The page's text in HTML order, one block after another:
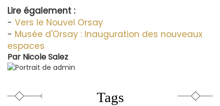
Lire également :
- Vers le Nouvel Orsay
- Musée d'Orsay : Inauguration des nouveaux
espaces
Par Nicole Salez
Tags